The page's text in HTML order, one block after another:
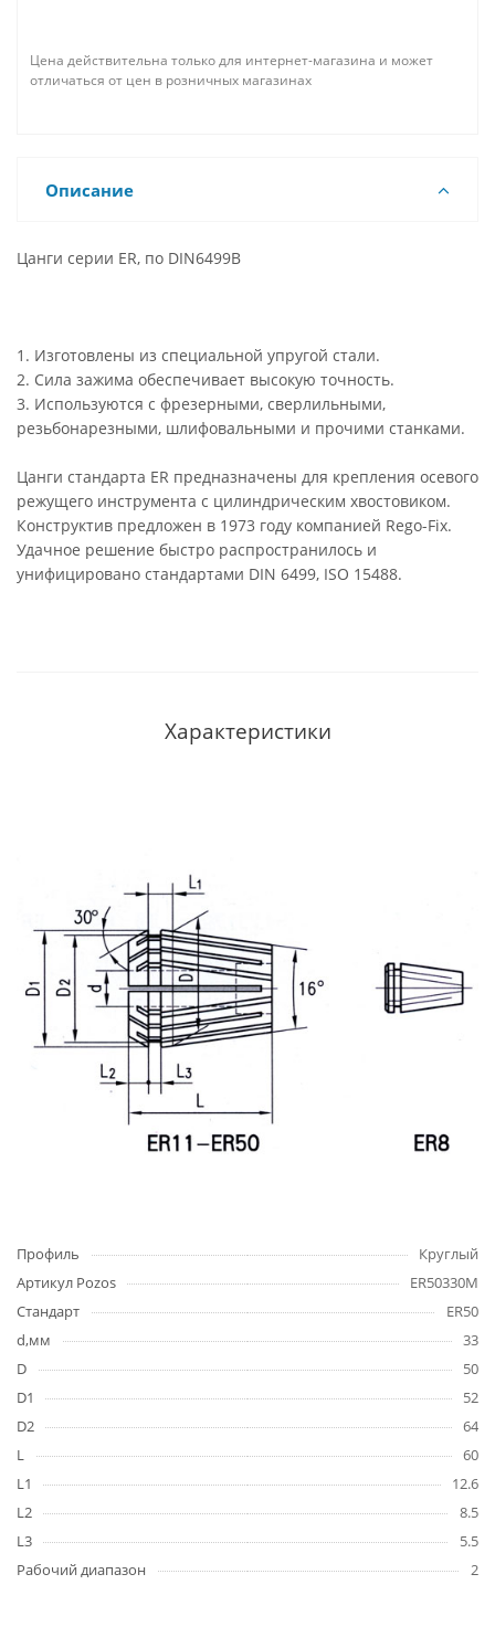
Цена действительна только для интернет-магазина и может
отличаться от цен в розничных магазинах
Описание
Цанги серии ER, по DIN6499B
1. Изготовлены из специальной упругой стали.
2. Сила зажима обеспечивает высокую точность.
3. Используются с фрезерными, сверлильными,
резьбонарезными, шлифовальными и прочими станками.
Цанги стандарта ER предназначены для крепления осевого
режущего инструмента с цилиндрическим хвостовиком.
Конструктив предложен в 1973 году компанией Rego-Fix.
Удачное решение быстро распространилось и
унифицировано стандартами DIN 6499, ISO 15488.
Характеристики
Профиль
Круглый
Артикул Pozos
ER50330M
Стандарт
ER50
d,мм
33
D
50
D1
52
D2
64
L
60
L1
12.6
L2
8.5
L3
5.5
Рабочий диапазон
2